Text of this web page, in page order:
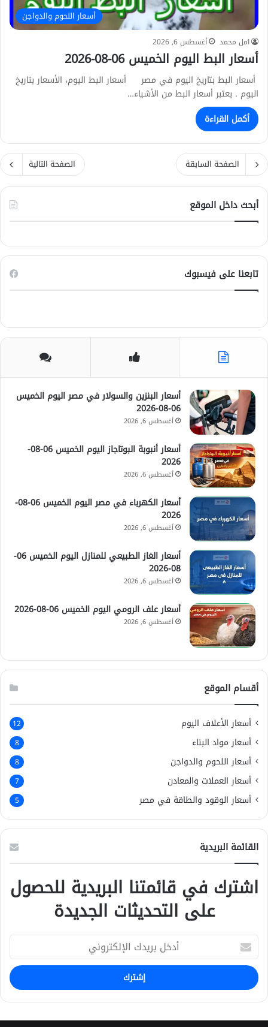
أسعار اللحوم والدواجن
امل محمد أغسطس 6, 2026
أسعار البط اليوم الخميس 06-08-2026
أسعار البط بتاريخ اليوم في مصر أسعار البط اليوم، الأسعار بتاريخ
اليوم . يعتبر أسعار البط من الأشياء…
أكمل القراءة
الصفحة السابقة الصفحة التالية
أبحث داخل الموقع
تابعنا على فيسبوك
أسعار البنزين والسولار في مصر اليوم الخميس
06-08-2026
أغسطس 6, 2026
أسعار أنبوبة البوتاجاز اليوم الخميس 06-08-
2026
أغسطس 6, 2026
أسعار الكهرباء في مصر اليوم الخميس 06-08-
2026
أغسطس 6, 2026
أسعار الغاز الطبيعي للمنازل اليوم الخميس 06-
08-2026
أغسطس 6, 2026
أسعار علف الرومي اليوم الخميس 06-08-2026
أغسطس 6, 2026
أقسام الموقع
أسعار الأعلاف اليوم 12
أسعار مواد البناء 8
أسعار اللحوم والدواجن 8
أسعار العملات والمعادن 7
أسعار الوقود والطاقة في مصر 5
القائمة البريدية
اشترك في قائمتنا البريدية للحصول
على التحديثات الجديدة
أ
خ
ل
ر